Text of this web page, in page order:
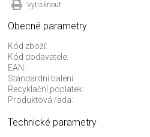
Vytisknout
Obecné parametry
Kód zboží:
Kód dodavatele:
EAN:
Standardní balení:
Recyklační poplatek:
Produktová řada:
Technické parametry